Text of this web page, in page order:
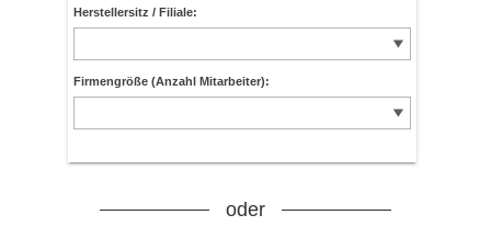
Herstellersitz / Filiale:
Firmengröße (Anzahl Mitarbeiter):
oder